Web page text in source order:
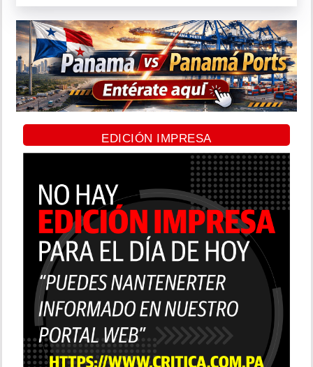
EDICIÓN IMPRESA